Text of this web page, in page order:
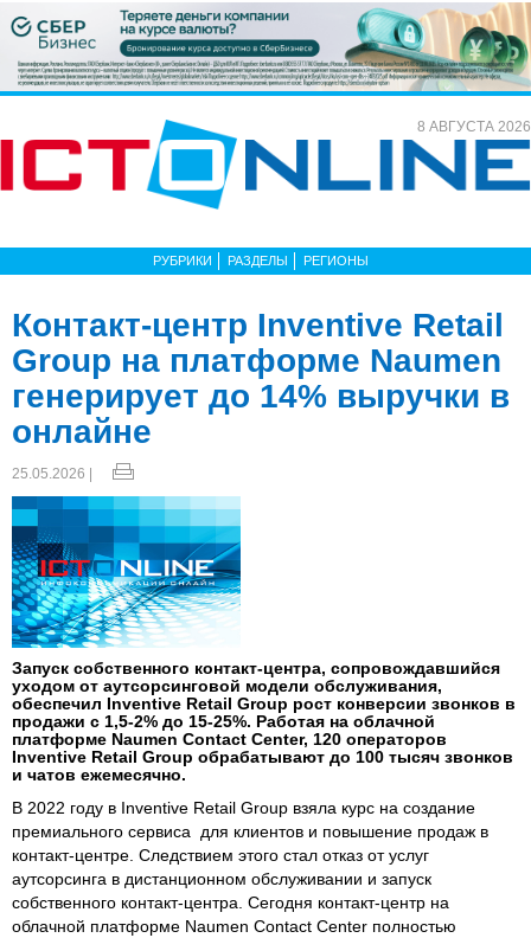
8 АВГУСТА 2026
РУБРИКИ РАЗДЕЛЫ РЕГИОНЫ
Контакт-центр Inventive Retail
Group на платформе Naumen
генерирует до 14% выручки в
онлайне
25.05.2026 |
Запуск собственного контакт-центра, сопровождавшийся
уходом от аутсорсинговой модели обслуживания,
обеспечил Inventive Retail Group рост конверсии звонков в
продажи с 1,5-2% до 15-25%. Работая на облачной
платформе Naumen Contact Center, 120 операторов
Inventive Retail Group обрабатывают до 100 тысяч звонков
и чатов ежемесячно.
В 2022 году в Inventive Retail Group взяла курс на создание
премиального сервиса для клиентов и повышение продаж в
контакт-центре. Следствием этого стал отказ от услуг
аутсорсинга в дистанционном обслуживании и запуск
собственного контакт-центра. Сегодня контакт-центр на
облачной платформе Naumen Сontact Center полностью